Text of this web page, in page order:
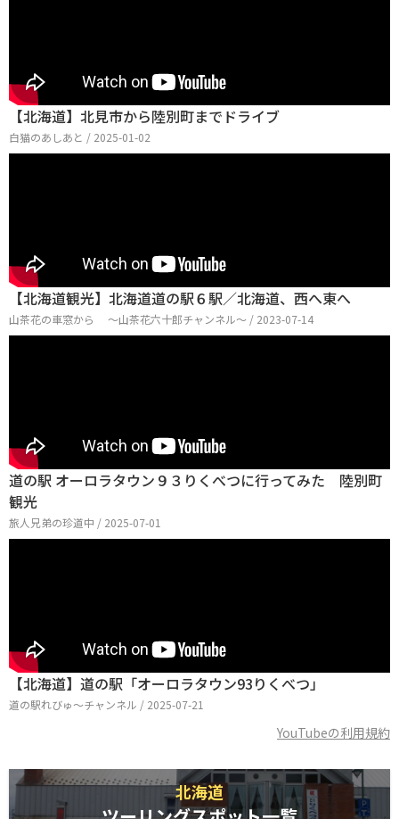
【北海道】北見市から陸別町までドライブ
白猫のあしあと / 2025-01-02
【北海道観光】北海道道の駅６駅／北海道、西へ東へ
山茶花の車窓から ～山茶花六十郎チャンネル～ / 2023-07-14
道の駅 オーロラタウン９３りくべつに行ってみた 陸別町
観光
旅人兄弟の珍道中 / 2025-07-01
【北海道】道の駅「オーロラタウン93りくべつ」
道の駅れびゅ〜チャンネル / 2025-07-21
YouTubeの利用規約
北海道